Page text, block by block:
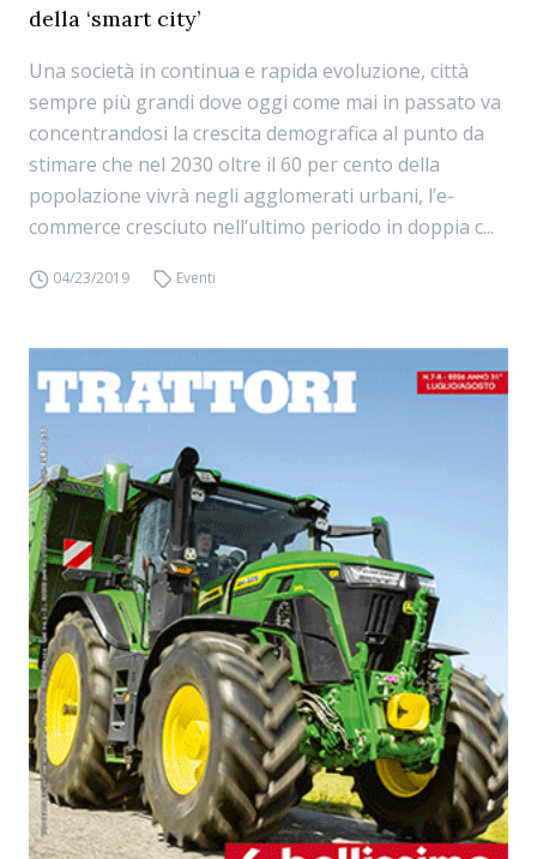
della ‘smart city’
Una società in continua e rapida evoluzione, città
sempre più grandi dove oggi come mai in passato va
concentrandosi la crescita demografica al punto da
stimare che nel 2030 oltre il 60 per cento della
popolazione vivrà negli agglomerati urbani, l’e-
commerce cresciuto nell’ultimo periodo in doppia c...
04/23/2019 Eventi